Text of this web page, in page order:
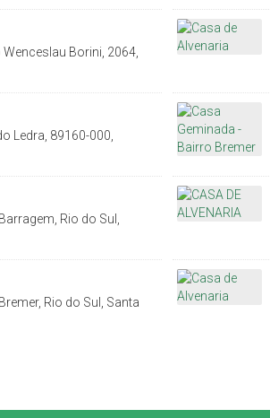
Wenceslau Borini, 2064,
Brasil
Ledra, 89160-000,
Rio do Sul,
Rio do Sul, Santa